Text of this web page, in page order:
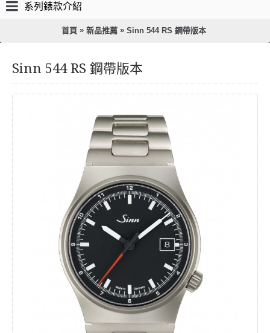
系列錶款介紹
首頁 » 新品推薦 » Sinn 544 RS 鋼帶版本
Sinn 544 RS 鋼帶版本